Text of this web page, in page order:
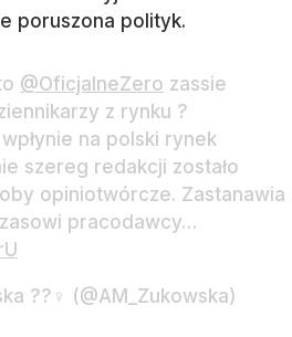
poruszona polityk.
@OficjalneZero zassie
z rynku ?
na polski rynek
szereg redakcji zostało
opiniotwórcze. Zastanawia
pracodawcy…
??‍♀️ (@AM_Zukowska)